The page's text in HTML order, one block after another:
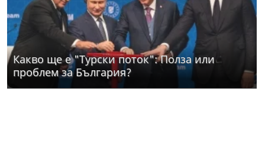
Какво ще е "Турски поток": Полза или
проблем за България?